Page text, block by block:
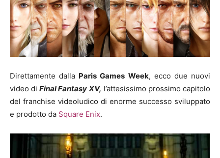
Direttamente dalla Paris Games Week, ecco due nuovi
video diFinal Fantasy XV, l’attesissimo prossimo capitolo
del franchise videoludico di enorme successo sviluppato
e prodotto da Square Enix.